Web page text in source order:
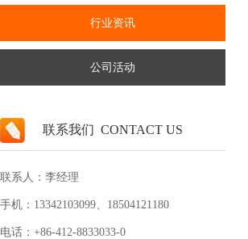
行业资讯
公司活动
联系我们 CONTACT US
联系人：李经理
手机：13342103099、18504121180
电话：+86-412-8833033-0